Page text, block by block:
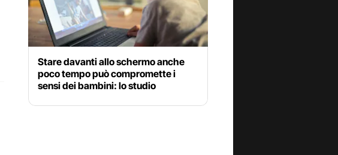
Stare davanti allo schermo anche
poco tempo può compromette i
sensi dei bambini: lo studio